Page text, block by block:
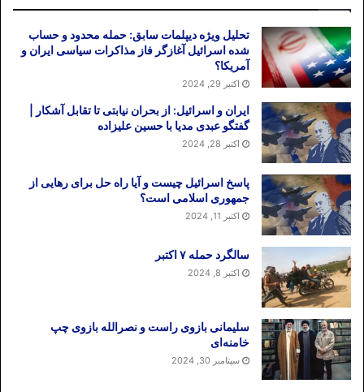
تحلیل ویژه دیپلمات سابق: حمله محدود و حساب
شده اسرائیل آغازگر فاز مذاکرات سیاسی ایران و
آمریکا؟
اکتبر 29, 2024
ایران و اسرائیل: از بحران نیابتی تا تقابل آشکار |
گفتگو عبدی مدیا با حسین علیزاده
اکتبر 28, 2024
پاسخ اسرائیل چیست و آیا راه حل برای رهایی از
جمهوری اسلامی است؟
اکتبر 11, 2024
سالگرد حمله ۷ اکتبر
اکتبر 8, 2024
سلیمانی بازوی راست و نصرالله بازوی چپ
خامنه‌ای
سپتامبر 30, 2024